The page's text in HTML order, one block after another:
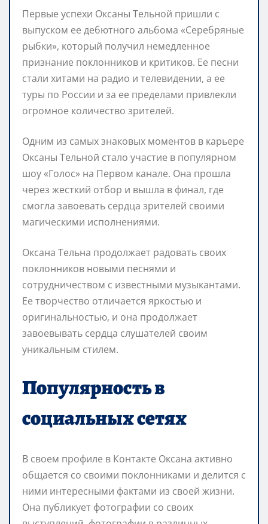
Первые успехи Оксаны Тельной пришли с
выпуском ее дебютного альбома «Серебряные
рыбки», который получил немедленное
признание поклонников и критиков. Ее песни
стали хитами на радио и телевидении, а ее
туры по России и за ее пределами привлекли
огромное количество зрителей.
Одним из самых знаковых моментов в карьере
Оксаны Тельной стало участие в популярном
шоу «Голос» на Первом канале. Она прошла
через жесткий отбор и вышла в финал, где
смогла завоевать сердца зрителей своими
магическими исполнениями.
Оксана Тельна продолжает радовать своих
поклонников новыми песнями и
сотрудничеством с известными музыкантами.
Ее творчество отличается яркостью и
оригинальностью, и она продолжает
завоевывать сердца слушателей своим
уникальным стилем.
Популярность в
социальных сетях
В своем профиле в Контакте Оксана активно
общается со своими поклонниками и делится с
ними интересными фактами из своей жизни.
Она публикует фотографии со своих